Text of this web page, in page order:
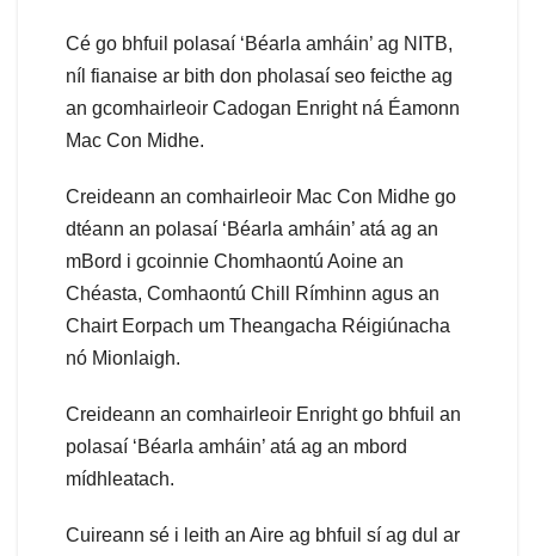
Cé go bhfuil polasaí ‘Béarla amháin’ ag NITB,
níl fianaise ar bith don pholasaí seo feicthe ag
an gcomhairleoir Cadogan Enright ná Éamonn
Mac Con Midhe.
Creideann an comhairleoir Mac Con Midhe go
dtéann an polasaí ‘Béarla amháin’ atá ag an
mBord i gcoinnie Chomhaontú Aoine an
Chéasta, Comhaontú Chill Rímhinn agus an
Chairt Eorpach um Theangacha Réigiúnacha
nó Mionlaigh.
Creideann an comhairleoir Enright go bhfuil an
polasaí ‘Béarla amháin’ atá ag an mbord
mídhleatach.
Cuireann sé i leith an Aire ag bhfuil sí ag dul ar